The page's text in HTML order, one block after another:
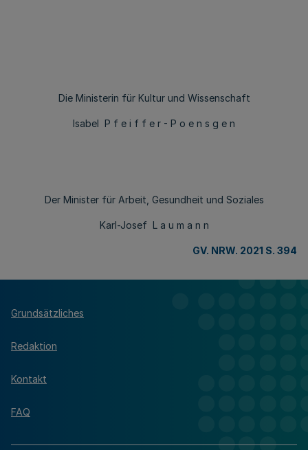
Die Ministerin für Kultur und Wissenschaft
Isabel P f e i f f e r - P o e n s g e n
Der Minister für Arbeit, Gesundheit und Soziales
Karl-Josef L a u m a n n
GV. NRW. 2021 S. 394
Grundsätzliches
Redaktion
Kontakt
FAQ